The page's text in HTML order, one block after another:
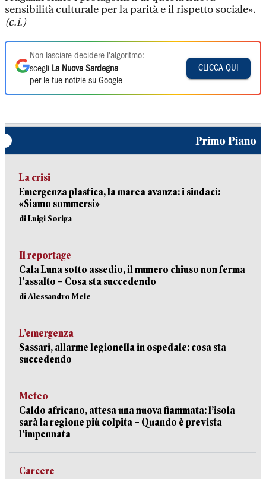
sensibilità culturale per la parità e il rispetto sociale».
(c.i.)
Non lasciare decidere l'algoritmo:
scegli La Nuova Sardegna
per le tue notizie su Google
CLICCA QUI
Primo Piano
La crisi
Emergenza plastica, la marea avanza: i sindaci:
«Siamo sommersi»
di Luigi Soriga
Il reportage
Cala Luna sotto assedio, il numero chiuso non ferma
l’assalto – Cosa sta succedendo
di Alessandro Mele
L’emergenza
Sassari, allarme legionella in ospedale: cosa sta
succedendo
Meteo
Caldo africano, attesa una nuova fiammata: l’isola
sarà la regione più colpita – Quando è prevista
l’impennata
Carcere